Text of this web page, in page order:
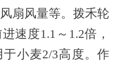
扇风量等。拨禾轮
速度1.1～1.2倍，
小麦2/3高度。作